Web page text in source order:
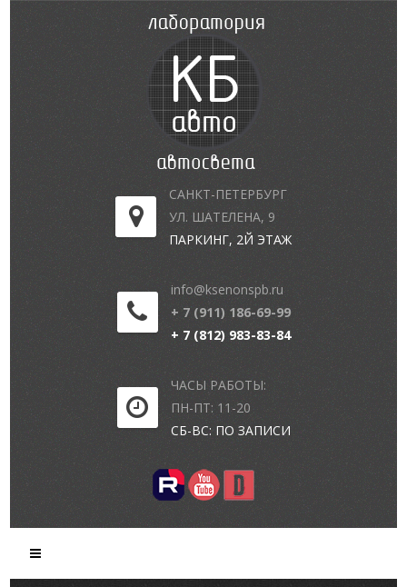
САНКТ-ПЕТЕРБУРГ
УЛ. ШАТЕЛЕНА, 9
ПАРКИНГ, 2Й ЭТАЖ
info@ksenonspb.ru
+ 7 (911) 186-69-99
+ 7 (812) 983-83-84
ЧАСЫ РАБОТЫ:
ПН-ПТ: 11-20
СБ-ВС: ПО ЗАПИСИ